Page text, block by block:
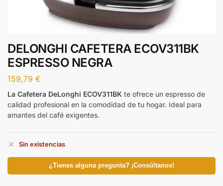
DELONGHI CAFETERA ECOV311BK
ESPRESSO NEGRA
159,79 €
La Cafetera DeLonghi ECOV311BK te ofrece un espresso de
calidad profesional en la comodidad de tu hogar. Ideal para
amantes del café exigentes.
Sin existencias
¿Tienes alguna pregunta? ¡Consúltanos!